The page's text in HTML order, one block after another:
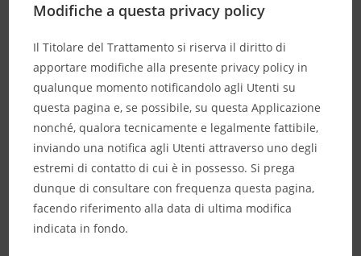
Modifiche a questa privacy policy
Il Titolare del Trattamento si riserva il diritto di
apportare modifiche alla presente privacy policy in
qualunque momento notificandolo agli Utenti su
questa pagina e, se possibile, su questa Applicazione
nonché, qualora tecnicamente e legalmente fattibile,
inviando una notifica agli Utenti attraverso uno degli
estremi di contatto di cui è in possesso. Si prega
dunque di consultare con frequenza questa pagina,
facendo riferimento alla data di ultima modifica
indicata in fondo.